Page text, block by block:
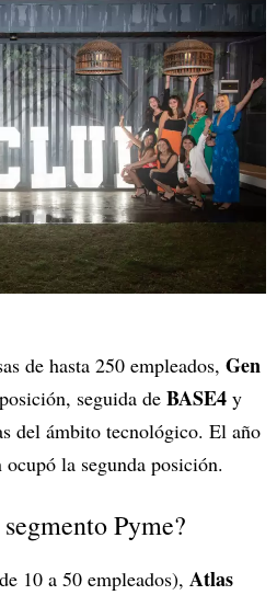
de hasta 250 empleados, Gen
seguida de BASE4 y
del ámbito tecnológico. El año
la segunda posición.
Pyme?
10 a 50 empleados), Atlas